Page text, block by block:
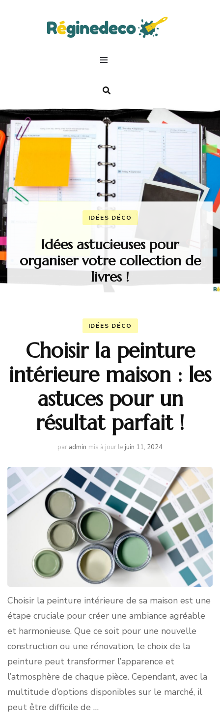
IDÉES DÉCO
Idées astucieuses pour
organiser votre collection de
livres !
IDÉES DÉCO
Choisir la peinture
intérieure maison : les
astuces pour un
résultat parfait !
par admin mis à jour le juin 11, 2024
Choisir la peinture intérieure de sa maison est une
étape cruciale pour créer une ambiance agréable
et harmonieuse. Que ce soit pour une nouvelle
construction ou une rénovation, le choix de la
peinture peut transformer l’apparence et
l’atmosphère de chaque pièce. Cependant, avec la
multitude d’options disponibles sur le marché, il
peut être difficile de …